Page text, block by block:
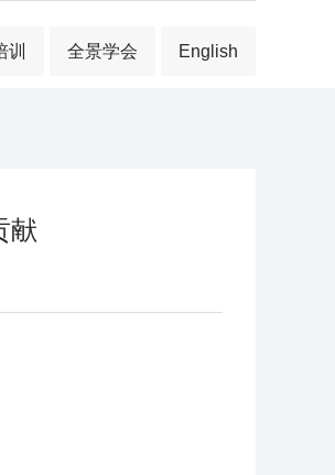
训 全景学会 English
献